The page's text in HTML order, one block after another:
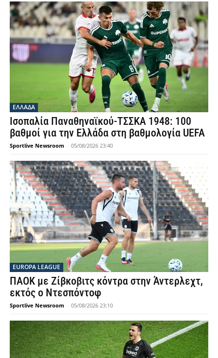
ΕΛΛΑΔΑ
Ισοπαλία Παναθηναϊκού-ΤΣΣΚΑ 1948: 100
βαθμοί για την Ελλάδα στη βαθμολογία UEFA
Sportlive Newsroom - 05/08/2026 23:40
EUROPA LEAGUE
ΠΑΟΚ με Ζίβκοβιτς κόντρα στην Άντερλεχτ,
εκτός ο Ντεσπόντοφ
Sportlive Newsroom - 05/08/2026 23:10